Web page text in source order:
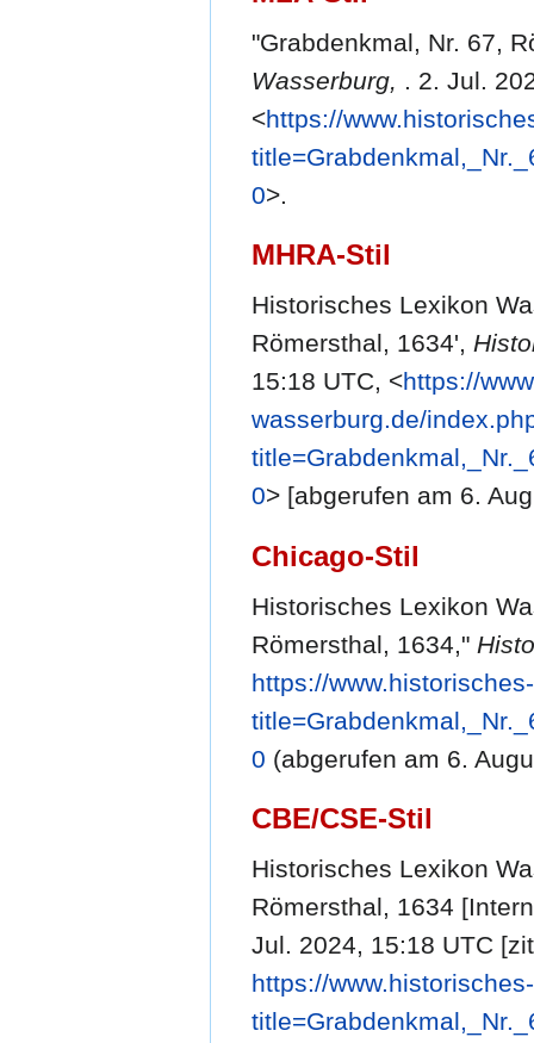
"Grabdenkmal, Nr. 67,
Wasserburg, . 2. Jul.
<https://
0>.
MHRA-Stil
Historisches Lexikon
Römersthal, 1634',
15:18 UTC, <https://
wasserburg.de/
0> [abgerufen am 6.
Chicago-Stil
Historisches Lexikon
Römersthal, 1634,"
https://
0 (abgerufen am 6.
CBE/CSE-Stil
Historisches Lexikon
Römersthal, 1634
Jul. 2024, 15:18 UTC
https://